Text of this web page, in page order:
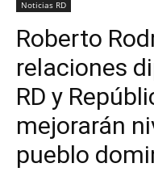
Noticias RD
Roberto
relaciones
RD y
mejorarán
pueblo